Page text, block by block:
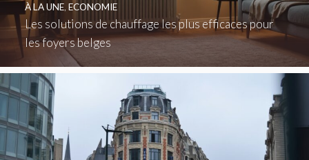
Les solutions de chauffage les plus efficaces pour
les foyers belges
À LA UNE, ECONOMIE